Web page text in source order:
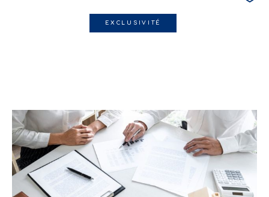
EXCLUSIVITÉ